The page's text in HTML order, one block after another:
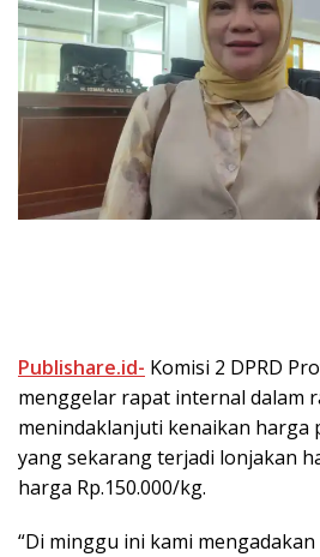
Publishare.id- Komisi 2 DPRD
menggelar rapat internal dalam
menindaklanjuti kenaikan harga
yang sekarang terjadi lonjakan
harga Rp.150.000/kg.
“Di minggu ini kami